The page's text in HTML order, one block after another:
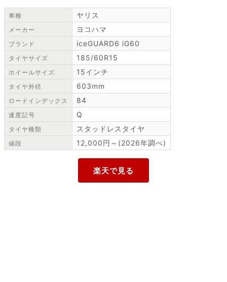
車種 ヤリス
メーカー ヨコハマ
ブランド iceGUARD6 iG60
タイヤサイズ 185/60R15
ホイールサイズ 15インチ
タイヤ外径 603mm
ロードインデックス 84
速度記号 Q
タイヤ種類 スタッドレスタイヤ
値段 12,000円～(2026年調べ)